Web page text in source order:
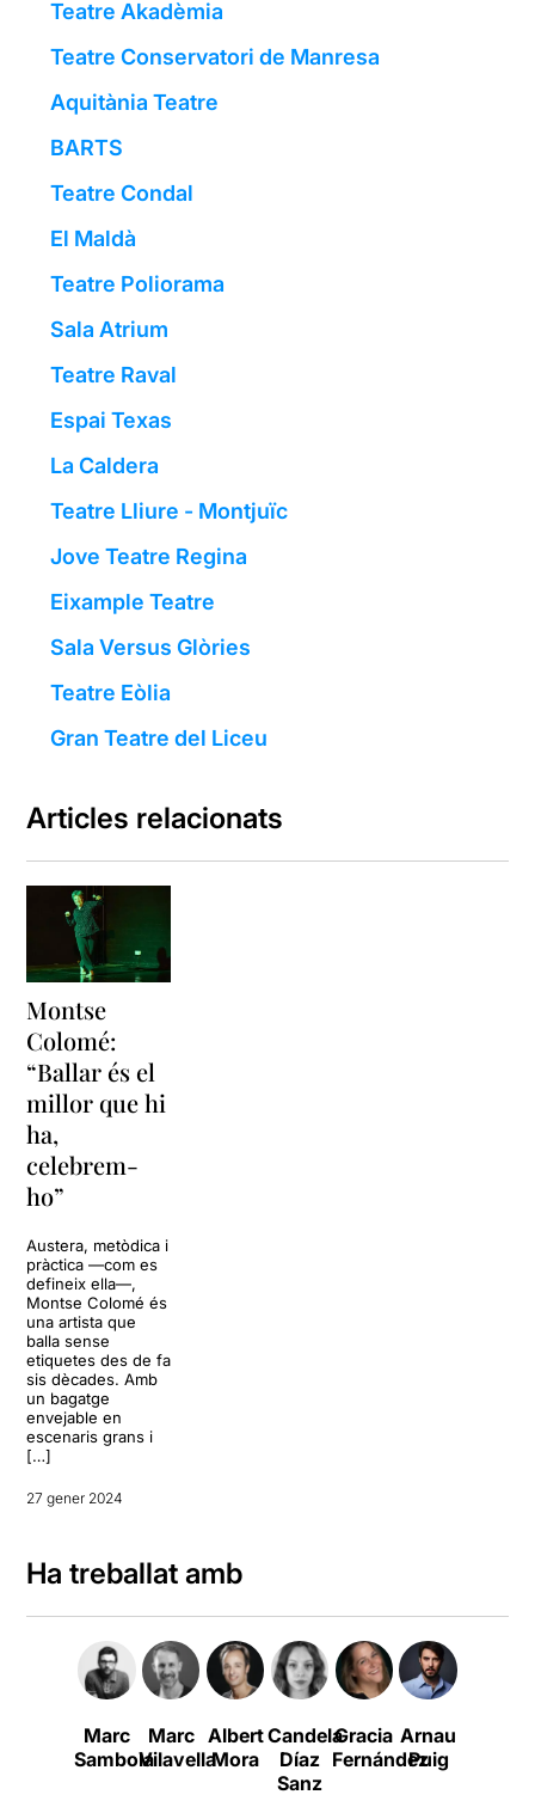
Teatre Akadèmia
Teatre Conservatori de Manresa
Aquitània Teatre
BARTS
Teatre Condal
El Maldà
Teatre Poliorama
Sala Atrium
Teatre Raval
Espai Texas
La Caldera
Teatre Lliure - Montjuïc
Jove Teatre Regina
Eixample Teatre
Sala Versus Glòries
Teatre Eòlia
Gran Teatre del Liceu
Articles relacionats
Montse
Colomé:
“Ballar és el
millor que hi
ha,
celebrem-
ho”
Austera, metòdica i
pràctica —com es
defineix ella—,
Montse Colomé és
una artista que
balla sense
etiquetes des de fa
sis dècades. Amb
un bagatge
envejable en
escenaris grans i
[…]
27 gener 2024
Ha treballat amb
Marc
Sambola
Marc
Vilavella
Albert
Mora
Candela
Díaz
Sanz
Gracia
Fernández
Arnau
Puig